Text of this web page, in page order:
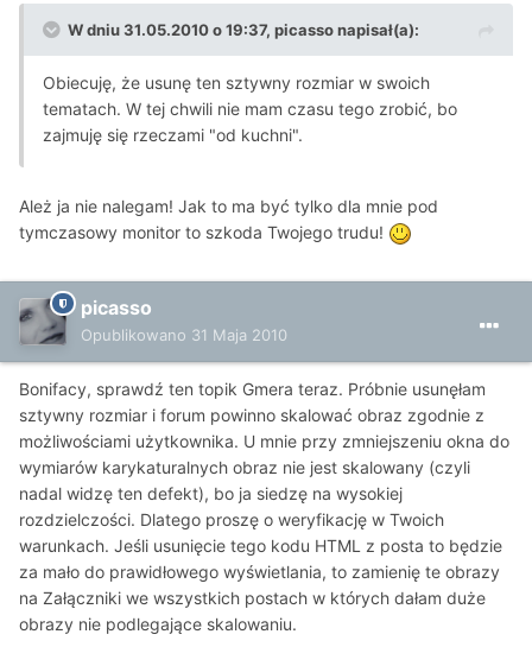
W dniu 31.05.2010 o 19:37, picasso napisał(a):
Obiecuję, że usunę ten sztywny rozmiar w swoich
tematach. W tej chwili nie mam czasu tego zrobić, bo
zajmuję się rzeczami "od kuchni".
Ależ ja nie nalegam! Jak to ma być tylko dla mnie pod
tymczasowy monitor to szkoda Twojego trudu!
picasso
Opublikowano 31 Maja 2010
Bonifacy, sprawdź ten topik Gmera teraz. Próbnie usunęłam
sztywny rozmiar i forum powinno skalować obraz zgodnie z
możliwościami użytkownika. U mnie przy zmniejszeniu okna do
wymiarów karykaturalnych obraz nie jest skalowany (czyli
nadal widzę ten defekt), bo ja siedzę na wysokiej
rozdzielczości. Dlatego proszę o weryfikację w Twoich
warunkach. Jeśli usunięcie tego kodu HTML z posta to będzie
za mało do prawidłowego wyświetlania, to zamienię te obrazy
na Załączniki we wszystkich postach w których dałam duże
obrazy nie podlegające skalowaniu.